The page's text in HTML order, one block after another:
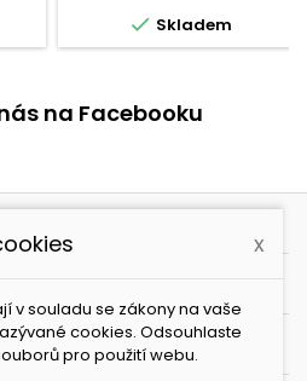
 Skladem
na Facebooku

x
v souladu se zákony na vaše
cookies. Odsouhlaste
pro použití webu.